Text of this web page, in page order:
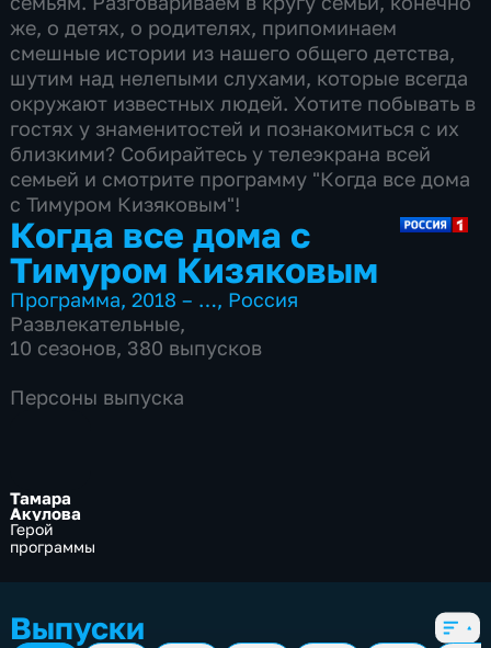
же, о детях, о родителях, припоминаем
смешные истории из нашего общего детства,
шутим над нелепыми слухами, которые всегда
окружают известных людей. Хотите побывать в
гостях у знаменитостей и познакомиться с их
близкими? Собирайтесь у телеэкрана всей
семьей и смотрите программу "Когда все дома
с Тимуром Кизяковым"!
Когда все дома с
Тимуром Кизяковым
Программа,2018 – …, Россия
Развлекательные,
10 сезонов, 380 выпусков
Персоны выпуска
Тамара
Акулова
Герой
программы
Выпуски